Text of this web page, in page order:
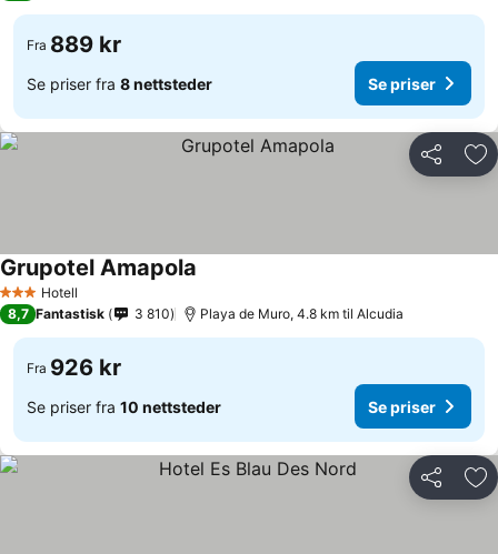
Fra 889 kr
Se priser fra 8 nettsteder Se priser
Del
3 StjernerHotell
Grupotel Amapola
8,7 Fantastisk 3 810 Playa de Muro, 4.8 km til Alcudia
Fra 926 kr
Se priser fra 10 nettsteder Se priser
Del